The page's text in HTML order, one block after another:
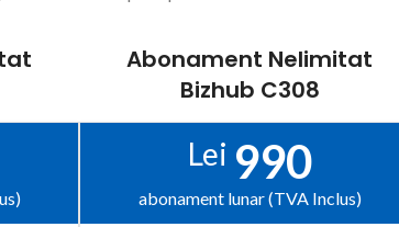
Abonament Nelimitat
Bizhub C308
Lei 990
abonament lunar (TVA Inclus)